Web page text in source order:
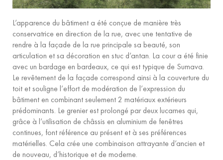
L’apparence du bâtiment a été conçue de manière très
conservatrice en direction de la rue, avec une tentative de
rendre à la façade de la rue principale sa beauté, son
articulation et sa décoration en stuc d’antan. La cour a été finie
avec un bardage en bardeaux, ce qui est typique de Sumava.
Le revêtement de la façade correspond ainsi à la couverture du
toit et souligne l’effort de modération de l’expression du
bâtiment en combinant seulement 2 matériaux extérieurs
prédominants. Le grenier est prolongé par deux lucarnes qui,
grâce à l’utilisation de châssis en aluminium de fenêtres
continues, font référence au présent et à ses préférences
matérielles. Cela crée une combinaison attrayante d’ancien et
de nouveau, d’historique et de moderne.